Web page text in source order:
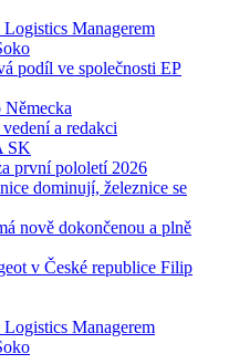
Managerem
podíl ve společnosti EP
a redakci
SK
první pololetí 2026
dominují, železnice se
nově dokončenou a plně
v České republice Filip
Managerem